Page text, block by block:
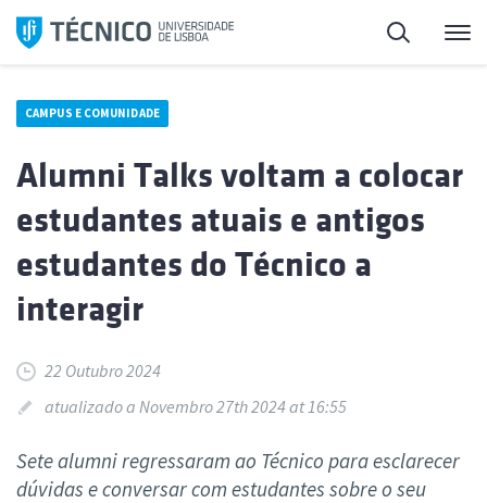
Saltar
para
Pesquisa
CAMPUS E COMUNIDADE
Alumni Talks voltam a colocar
estudantes atuais e antigos
estudantes do Técnico a
interagir
22 Outubro 2024
atualizado a Novembro 27th 2024 at 16:55
Sete alumni regressaram ao Técnico para esclarecer
dúvidas e conversar com estudantes sobre o seu